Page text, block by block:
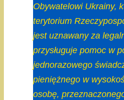
Obywatelowi Ukrainy,
terytorium
jest uznawany za
przysługuje pomoc w
jednorazowego
pieniężnego w
osobę,